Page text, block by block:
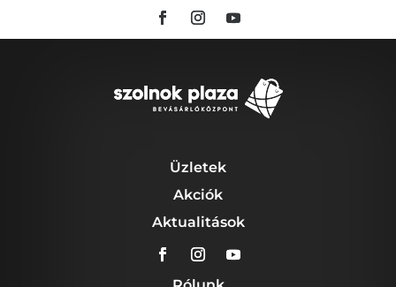
Üzletek
Akciók
Aktualitások